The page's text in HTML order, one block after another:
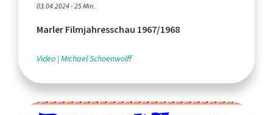
03.04.2024 - 25 Min.
Marler Filmjahresschau 1967/1968
Video Michael Schoenwolff